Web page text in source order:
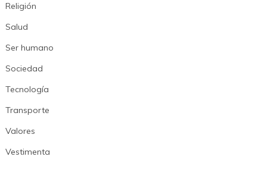
Religión
Salud
Ser humano
Sociedad
Tecnología
Transporte
Valores
Vestimenta